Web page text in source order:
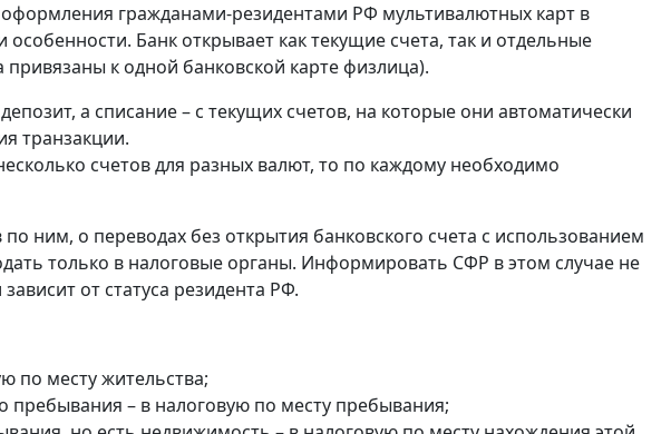
гражданами-резидентами РФ мультивалютных карт в
Банк открывает как текущие счета, так и отдельные
к одной банковской карте физлица).
а списание – с текущих счетов, на которые они автоматически
транзакции.
счетов для разных валют, то по каждому необходимо
ним, о переводах без открытия банковского счета с использованием
только в налоговые органы. Информировать СФР в этом случае не
от статуса резидента РФ.
по месту жительства;
пребывания – в налоговую по месту пребывания;